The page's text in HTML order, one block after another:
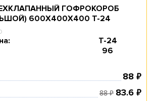
КОРОБКИ БОЛЬШИЕ
ГОФРОКОРОБ
600Х400Х400 T-24
Т-24
96
88 ₽
88₽ 83.6 ₽